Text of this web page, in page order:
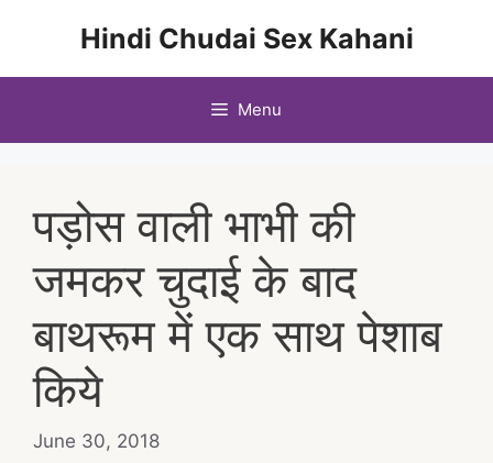
Hindi Chudai Sex Kahani
Menu
पड़ोस वाली भाभी की
जमकर चुदाई के बाद
बाथरूम में एक साथ पेशाब
किये
June 30, 2018